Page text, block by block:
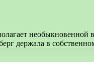
держала в